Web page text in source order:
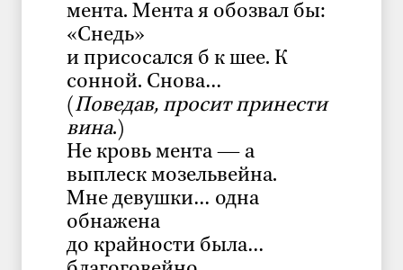
мента. Мента я обозвал бы:
«Снедь»
и присосался б к шее. К
сонной. Снова…
(Поведав, просит принести
вина.)
Не кровь мента — а
выплеск мозельвейна.
Мне девушки… одна
обнажена
до крайности была…